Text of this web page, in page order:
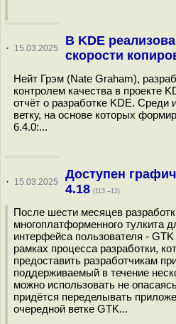
· 15.03.2025
В KDE
скорости
Нейт Грэм (Nate Graham),
контролем качества в проекте
отчёт о разработке KDE.
ветку, на основе которых
6.4.0:...
· 15.03.2025
Доступен
4.18 (113 –12)
После шести месяцев
многоплатформенного тулкита
интерфейса пользователя -
рамках процесса разработки,
предоставить разработчикам
поддерживаемый в течение
можно использовать не
придётся переделывать
очередной ветке GTK...